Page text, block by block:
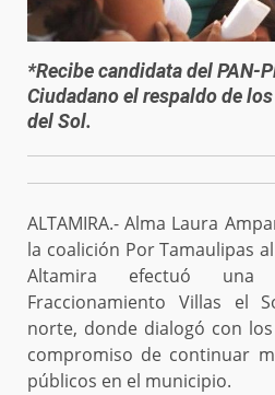
*Recibe candidata del PAN-
Ciudadano el respaldo de
del Sol.
ALTAMIRA.- Alma Laura
la coalición Por Tamaulipas
Altamira efectuó
Fraccionamiento Villas el
norte, donde dialogó con
compromiso de continuar
públicos en el municipio.